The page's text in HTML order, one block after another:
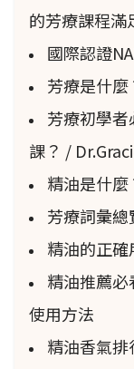
的芳療課程滿
國際認證
芳療是什
芳療初學
課？ /
精油是什
芳療詞彙
精油的正
精油推薦必
使用方法
精油香氣